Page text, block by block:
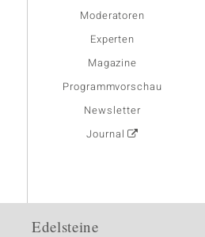
Moderatoren
Experten
Magazine
Programmvorschau
Newsletter
Journal
Edelsteine